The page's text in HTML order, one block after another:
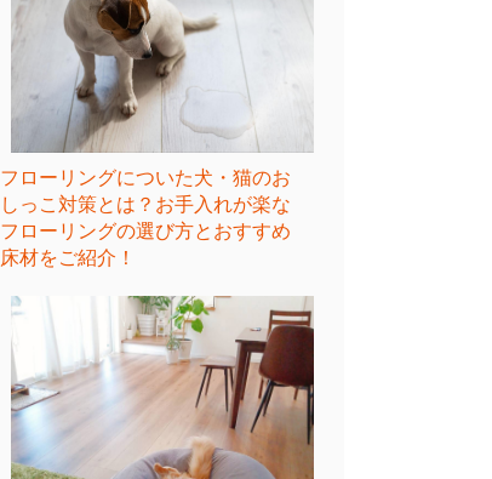
フローリングについた犬・猫のお
しっこ対策とは？お手入れが楽な
フローリングの選び方とおすすめ
床材をご紹介！